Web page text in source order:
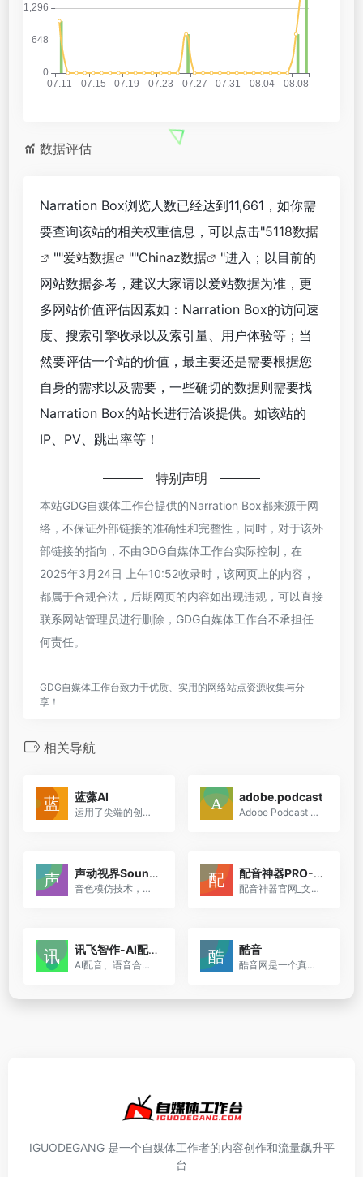
数据评估
Narration Box浏览人数已经达到11,661，如你需
要查询该站的相关权重信息，可以点击"5118数据
""爱站数据 ""Chinaz数据
"进入；以目前的
网站数据参考，建议大家请以爱站数据为准，更
多网站价值评估因素如：Narration Box的访问速
度、搜索引擎收录以及索引量、用户体验等；当
然要评估一个站的价值，最主要还是需要根据您
自身的需求以及需要，一些确切的数据则需要找
Narration Box的站长进行洽谈提供。如该站的
IP、PV、跳出率等！
特别声明
本站GDG自媒体工作台提供的Narration Box都来源于网
络，不保证外部链接的准确性和完整性，同时，对于该外
部链接的指向，不由GDG自媒体工作台实际控制，在
2025年3月24日 上午10:52收录时，该网页上的内容，
都属于合规合法，后期网页的内容如出现违规，可以直接
联系网站管理员进行删除，GDG自媒体工作台不承担任
何责任。
GDG自媒体工作台致力于优质、实用的网络站点资源收集与分
享！
相关导航
蓝藻AI
运用了尖端的创造性人工智能技术，致力于向用户提供流畅的自然语言处理与生成服务。这涵盖了从文字到语音的转换、语音辨识以及对话管理等多项功能。
adobe.podcast
Adobe Podcast 是一个基于浏览器的AI音频录制和编辑工具，专为播客制作而设计。
声动视界SoundView
音色模仿技术，保留原视频音色，可直接修改品牌和产品名称，通过其创新的技术和服务，为出海商家提供了一个强大的工具，以简化和加速产品营销视频的创作和本地化过程
配音神器PRO-移动端
配音神器官网_文字转语音神器_配音神器pro_语音合成软件_专业配音神器_AI配音神器
讯飞智作-AI配音
AI配音、语音合成、人脸建模、唇形预测、图形处理等，为用户提供的一个音视频生产平台。
酷音
酷音网是一个真人配音与AI配音、视频拍摄与制作、音乐作词与谱曲、视频策划与创意等领域的创作、交易、推广运营于一体的音视频交易服务平台，致力于打造专注音视频领域的商业生态圈。
IGUODEGANG 是一个自媒体工作者的内容创作和流量飙升平
台